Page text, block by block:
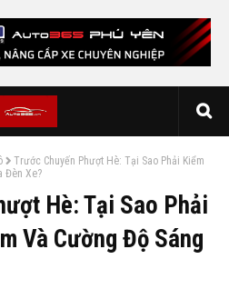
Trước Chuyến Phượt Hè: Tại Sao Phải Kiểm
Đèn Xe?
Hè: Tại Sao Phải
Và Cường Độ Sáng